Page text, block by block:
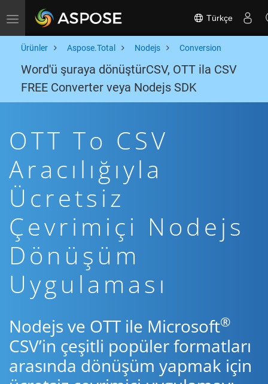
Toggle navigation Türkçe
Ürünler Aspose.Total Nodejs Conversion
Word'ü şuraya dönüştürCSV, OTT ila CSV
FREE Converter veya Nodejs SDK
OTT To CSV
Aracılığıyla
Ücretsiz
Çevrimiçi Nodejs
Dönüşüm
Uygulaması
Nodejs ve OTT ile Microsoft®
CSV’in çeşitli popüler formatları
arasında dönüşüm yapmak için